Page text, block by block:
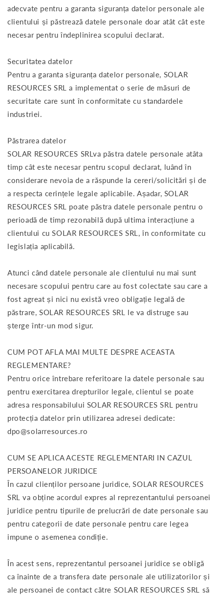
adecvate pentru a garanta siguranța datelor personale ale
clientului și păstrează datele personale doar atât cât este
necesar pentru îndeplinirea scopului declarat.
Securitatea datelor
Pentru a garanta siguranța datelor personale, SOLAR
RESOURCES SRL a implementat o serie de măsuri de
securitate care sunt în conformitate cu standardele
industriei.
Păstrarea datelor
SOLAR RESOURCES SRLva păstra datele personale atâta
timp cât este necesar pentru scopul declarat, luând în
considerare nevoia de a răspunde la cereri/solicitări și de
a respecta cerințele legale aplicabile. Așadar, SOLAR
RESOURCES SRL poate păstra datele personale pentru o
perioadă de timp rezonabilă după ultima interacțiune a
clientului cu SOLAR RESOURCES SRL, în conformitate cu
legislația aplicabilă.
Atunci când datele personale ale clientului nu mai sunt
necesare scopului pentru care au fost colectate sau care a
fost agreat și nici nu există vreo obligație legală de
păstrare, SOLAR RESOURCES SRL le va distruge sau
șterge într-un mod sigur.
CUM POT AFLA MAI MULTE DESPRE ACEASTA
REGLEMENTARE?
Pentru orice întrebare referitoare la datele personale sau
pentru exercitarea drepturilor legale, clientul se poate
adresa responsabilului SOLAR RESOURCES SRL pentru
protecția datelor prin utilizarea adresei dedicate:
dpo@solarresources.ro
CUM SE APLICA ACESTE REGLEMENTARI IN CAZUL
PERSOANELOR JURIDICE
În cazul clienților persoane juridice, SOLAR RESOURCES
SRL va obține acordul expres al reprezentantului persoanei
juridice pentru tipurile de prelucrări de date personale sau
pentru categorii de date personale pentru care legea
impune o asemenea condiție.
În acest sens, reprezentantul persoanei juridice se obligă
ca înainte de a transfera date personale ale utilizatorilor și
ale persoanei de contact către SOLAR RESOURCES SRL să